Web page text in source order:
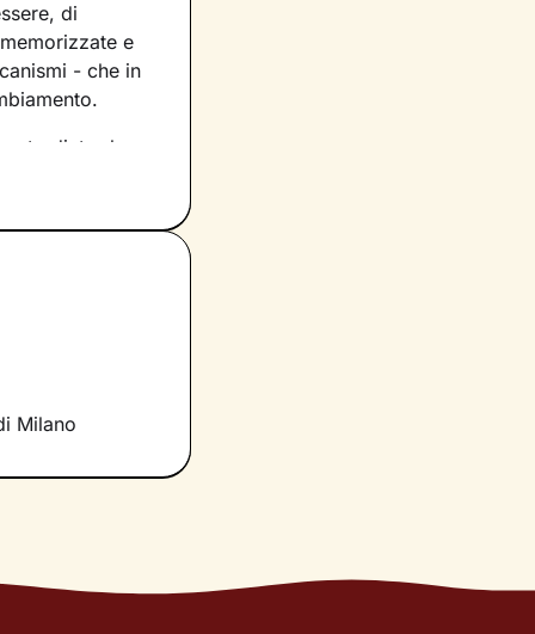
di
e
- che in
dietro le
per
piano, e di
.
Milano